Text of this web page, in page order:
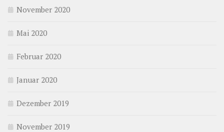
November 2020
Mai 2020
Februar 2020
Januar 2020
Dezember 2019
November 2019